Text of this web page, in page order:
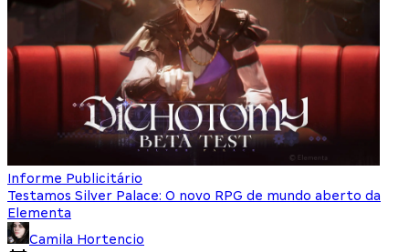
Informe Publicitário
Testamos Silver Palace: O novo RPG de mundo aberto da
Elementa
Camila Hortencio